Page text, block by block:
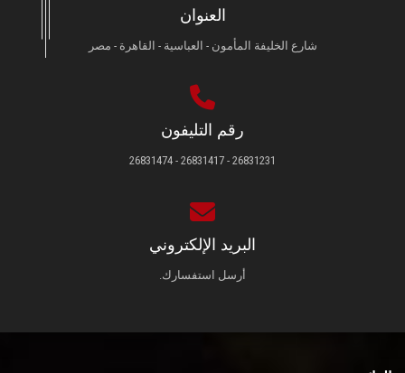
العنوان
شارع الخليفة المأمون - العباسية - القاهرة - مصر
رقم التليفون
26831231 - 26831417 - 26831474
البريد الإلكتروني
أرسل استفسارك.